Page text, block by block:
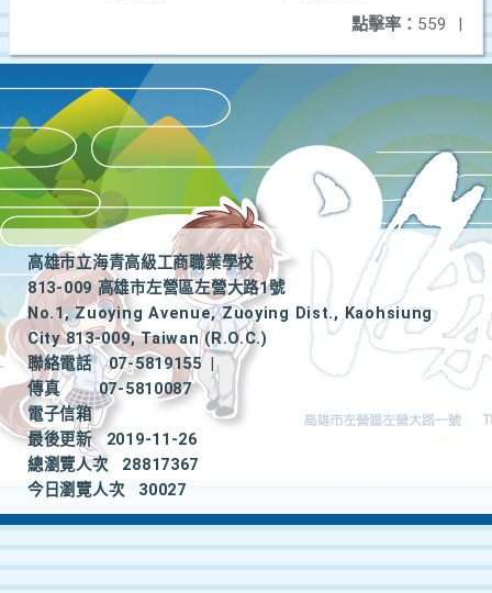
點擊率： 559 |
高雄市立海青高級工商職業學校
813-009 高雄市左營區左營大路1號
No.1, Zuoying Avenue, Zuoying Dist., Kaohsiung
City 813-009, Taiwan (R.O.C.)
聯絡電話
07-5819155
|
傳真
07-5810087
電子信箱
最後更新
2019-11-26
總瀏覽人次
28817367
今日瀏覽人次
30027